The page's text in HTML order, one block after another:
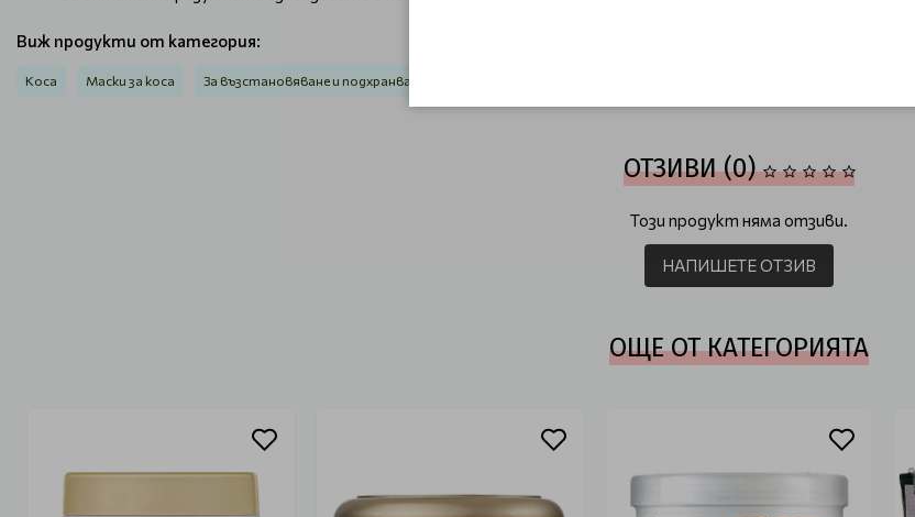
Виж продукти от категория:
Коса Маски за коса За възстановяване и подхранване
ОТЗИВИ (0)
Този продукт няма отзиви.
НАПИШЕТЕ ОТЗИВ
ОЩЕ ОТ КАТЕГОРИЯТА